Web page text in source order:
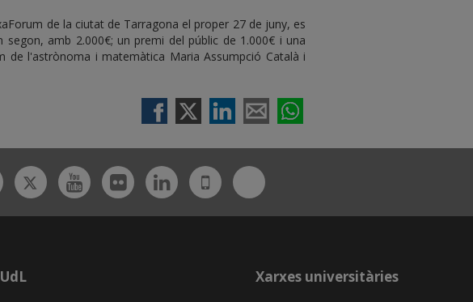
de la ciutat de Tarragona el proper 27 de juny, es
amb 2.000€; un premi del públic de 1.000€ i una
l'astrònoma i matemàtica Maria Assumpció Català i
TwitterYoutubeFlickrLinkedin
UdL
App
Bluesky
Xarxes universitàries